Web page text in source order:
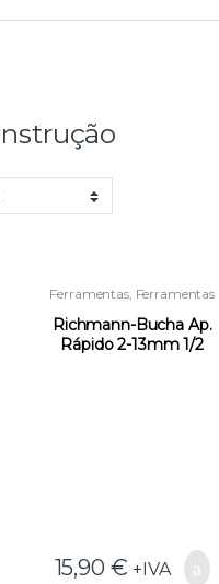
Ferramentas, Ferramentas
Construção,Outras
Ferramentas
Richmann-Bucha Ap.
Rápido 2-13mm 1/2
15,90 € +IVA